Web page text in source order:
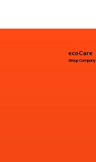
ecoCare
Group Company